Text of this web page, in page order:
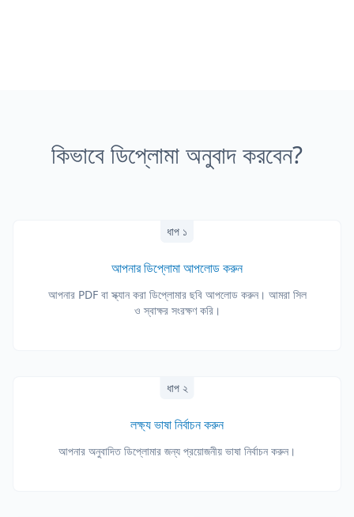
কিভাবে ডিপ্লোমা অনুবাদ করবেন?
ধাপ ১
আপনার ডিপ্লোমা আপলোড করুন
আপনার PDF বা স্ক্যান করা ডিপ্লোমার ছবি আপলোড করুন। আমরা সিল
ও স্বাক্ষর সংরক্ষণ করি।
ধাপ ২
লক্ষ্য ভাষা নির্বাচন করুন
আপনার অনুবাদিত ডিপ্লোমার জন্য প্রয়োজনীয় ভাষা নির্বাচন করুন।